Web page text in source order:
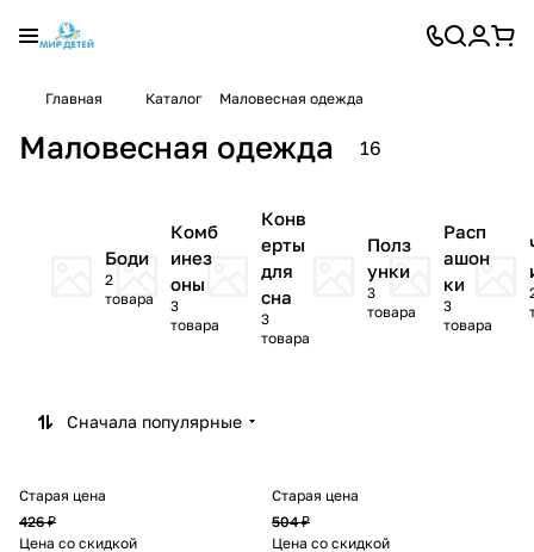
Главная Каталог Маловесная одежда
Маловесная одежда 16
Боди
2
товара
Комб
инез
оны
3
товара
Конв
ерты
для
сна
3
товара
Полз
унки
3
товара
Расп
ашон
ки
3
товара
Сначала популярные
Старая цена
426 ₽
Цена со скидкой
Старая цена
504 ₽
Цена со скидкой